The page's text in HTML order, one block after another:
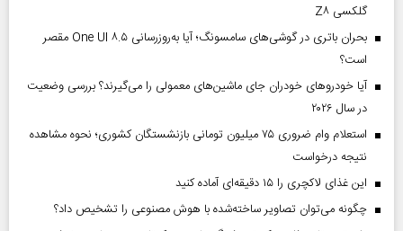
گلکسی Z۸
بحران باتری در گوشی‌های سامسونگ؛ آیا به‌روزرسانی One UI ۸.۵ مقصر
است؟
آیا خودروهای خودران جای ماشین‌های معمولی را می‌گیرند؟ بررسی وضعیت
در سال ۲۰۲۶
استعلام وام ضروری ۷۵ میلیون تومانی بازنشستگان کشوری؛ نحوه مشاهده
نتیجه درخواست
این غذای لاکچری را ۱۵ دقیقه‌ای آماده کنید
چگونه می‌توان تصاویر ساخته‌شده با هوش مصنوعی را تشخیص داد؟